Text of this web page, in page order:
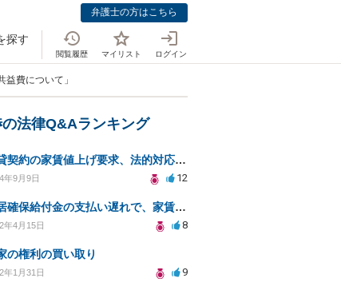
弁護士の方はこちら
探す
閲覧履歴 マイリスト ログイン
費について」
法律Q&Aランキング
賃貸契約の家賃値上げ要求、法的対応と対策方法
年9月9日 12
住居確保給付金の支払い遅れで、家賃滞納になるのでしょうか？更新料の支払いはいないといけないですか？
年4月15日 8
の権利の買い取り
年1月31日 9